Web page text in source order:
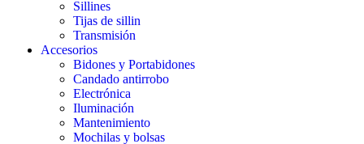
Sillines
Tijas de sillin
Transmisión
Accesorios
Bidones y Portabidones
Candado antirrobo
Electrónica
Iluminación
Mantenimiento
Mochilas y bolsas